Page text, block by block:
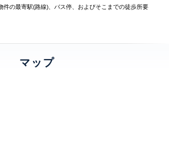
件の最寄駅(路線)、バス停、およびそこまでの徒歩所要
マップ